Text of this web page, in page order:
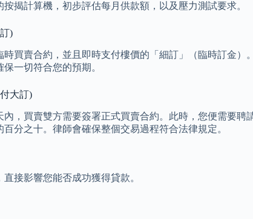
揭計算機，初步評估每月供款額，以及壓力測試要求。
)
買賣合約，並且即時支付樓價的「細訂」（臨時訂金
一切符合您的預期。
大訂)
，買賣雙方需要簽署正式買賣合約。此時，您便需要
分之十。律師會確保整個交易過程符合法律規定。
接影響您能否成功獲得貸款。